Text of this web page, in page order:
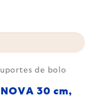
de bolo
30 cm,